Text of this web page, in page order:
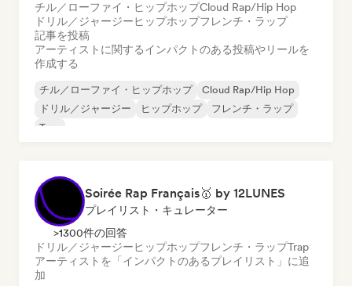
チル／ローファイ・ヒップホップCloud Rap/Hip Hop
ドリル／ジャージーヒップホップフレンチ・ラップ
記事を投稿
アーティストに関するインパクトのある投稿やリールを
作成する
チル／ローファイ・ヒップホップ
Cloud Rap/Hip Hop
ドリル／ジャージー
ヒップホップ
フレンチ・ラップ
Trap
Soirée Rap Français🥇 by 12LUNES
プレイリスト・キュレーター
>1300件の回答
ドリル／ジャージーヒップホップフレンチ・ラップTrap
アーティストを「インパクトのあるプレイリスト」に追
加